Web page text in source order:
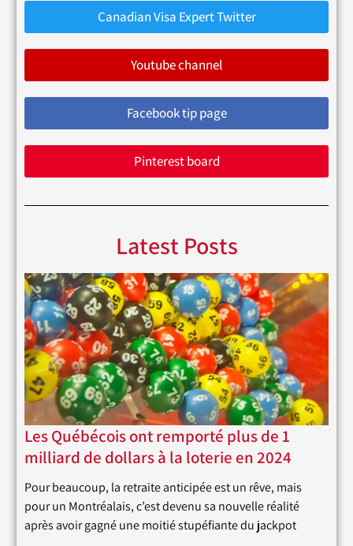
Canadian Visa Expert Twitter
Youtube channel
Facebook tip page
Pinterest board
Latest Posts
Les Québécois ont remporté plus de 1
milliard de dollars à la loterie en 2024
Pour beaucoup, la retraite anticipée est un rêve, mais
pour un Montréalais, c’est devenu sa nouvelle réalité
après avoir gagné une moitié stupéfiante du jackpot